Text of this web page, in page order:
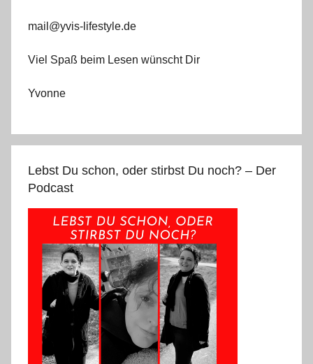
mail@yvis-lifestyle.de
Viel Spaß beim Lesen wünscht Dir
Yvonne
Lebst Du schon, oder stirbst Du noch? – Der
Podcast